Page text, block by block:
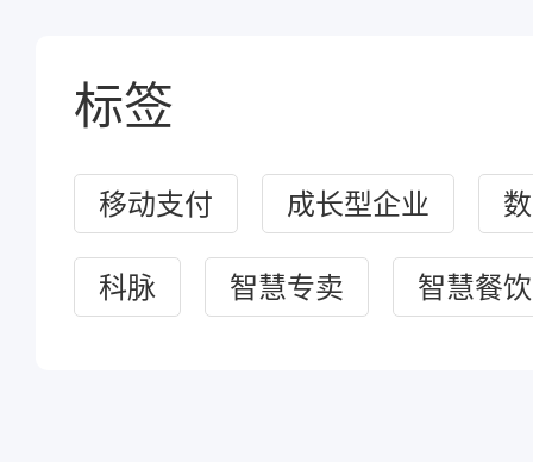
标签
移动支付 成长型企业
科脉 智慧专卖 智慧餐饮